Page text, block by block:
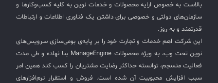
بالاست به خصوص ارایه محصولات و خدمات نوین به کلیه کسب‌وکارها و
سازمان‌های دولتی و خصوصی برای داشتن یک فناوری اطلاعات و ارتباطات
قدرتمند و به روز.
این شرکت اهم خدمات و تجارت خود را بر پایه‌ی بومی‌سازی سرویس‌های
نوین تحت وب، به ویژه محصولات ManageEngine بنا نهاده و طی مدت
فعالیت منسجم، توانسته حداکثر رضایت مشتریان را کسب کند همین امر
سبب افزایش محبوبیت آن شده است. فروش و استقرار نرم‌افزارهای